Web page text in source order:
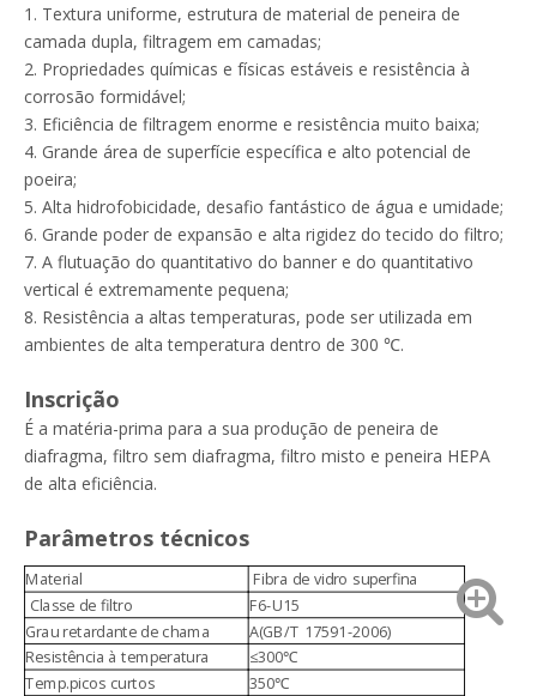
Pré-filtro de ar de malha de nylon plissado em painel Filtro de Ar de Malha de Nylon Primário
1. Textura uniforme, estrutura de material de peneira de
camada dupla, filtragem em camadas;
2. Propriedades químicas e físicas estáveis ​​e resistência à
corrosão formidável;
3. Eficiência de filtragem enorme e resistência muito baixa;
4. Grande área de superfície específica e alto potencial de
poeira;
5. Alta hidrofobicidade, desafio fantástico de água e umidade;
6. Grande poder de expansão e alta rigidez do tecido do filtro;
7. A flutuação do quantitativo do banner e do quantitativo
vertical é extremamente pequena;
8. Resistência a altas temperaturas, pode ser utilizada em
ambientes de alta temperatura dentro de 300 ℃.
Inscrição
É a matéria-prima para a sua produção de peneira de
diafragma, filtro sem diafragma, filtro misto e peneira HEPA
de alta eficiência.
Parâmetros técnicos
Material
Fibra de vidro superfina
Classe de filtro
F6-U15
Grau retardante de chama
A(GB/T 17591-2006)
Resistência à temperatura ≤300℃
Temp.picos curtos
350℃